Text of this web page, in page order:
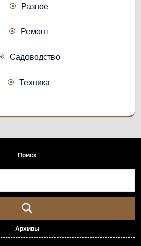
Разное
Ремонт
Садоводство
Техника
Поиск
Архивы